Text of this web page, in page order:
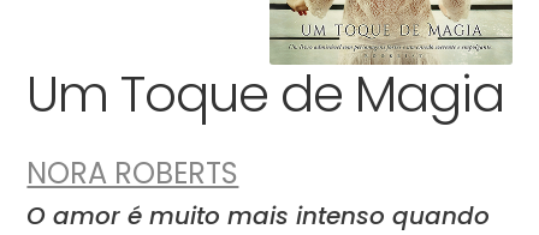
Um Toque de Magia
NORA ROBERTS
O amor é muito mais intenso quando